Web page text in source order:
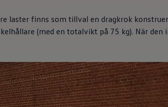
laster finns som tillval en dragkrok
(med en totalvikt på 75 kg). När